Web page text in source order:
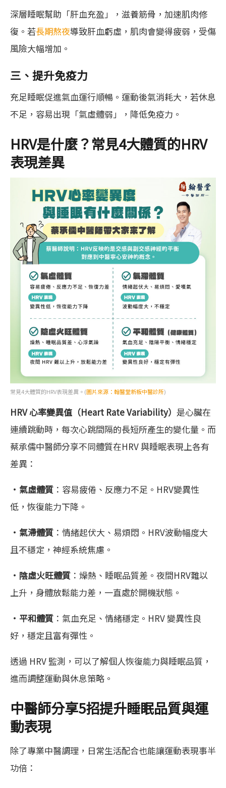
深層睡眠幫助「肝血充盈」，滋養筋骨，加速肌肉修
復。若長期熬夜導致肝血虧虛，肌肉會變得疲弱，受傷
風險大幅增加。
三、提升免疫力
充足睡眠促進氣血運行順暢。運動後氣消耗大，若休息
不足，容易出現「氣虛體弱」，降低免疫力。
HRV是什麼？常見4大體質的HRV
表現差異
常見4大體質的HRV表現差異。(圖片來源：翰醫堂新板中醫診所)
HRV 心率變異值（Heart Rate Variability） 是心臟在
連續跳動時，每次心跳間隔的長短所產生的變化量。而
蔡承儒中醫師分享不同體質在HRV 與睡眠表現上各有
差異：
· 氣虛體質 ：容易疲倦、反應力不足。HRV變異性
低，恢復能力下降。
· 氣滯體質 ：情緒起伏大、易煩悶。HRV波動幅度大
且不穩定，神經系統焦慮。
· 陰虛火旺體質 ：燥熱、睡眠品質差。夜間HRV難以
上升，身體放鬆能力差，一直處於開機狀態。
· 平和體質 ：氣血充足、情緒穩定。HRV 變異性良
好，穩定且富有彈性。
透過 HRV 監測，可以了解個人恢復能力與睡眠品質，
進而調整運動與休息策略。
中醫師分享5招提升睡眠品質與運
動表現
除了專業中醫調理，日常生活配合也能讓運動表現事半
功倍：